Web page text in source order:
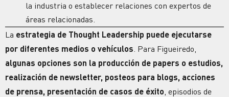
la industria o establecer relaciones con expertos de
áreas relacionadas.
La estrategia de Thought Leadership puede ejecutarse
por diferentes medios o vehículos. Para Figueiredo,
algunas opciones son la producción de papers o estudios,
realización de newsletter, posteos para blogs, acciones
de prensa, presentación de casos de éxito, episodios de